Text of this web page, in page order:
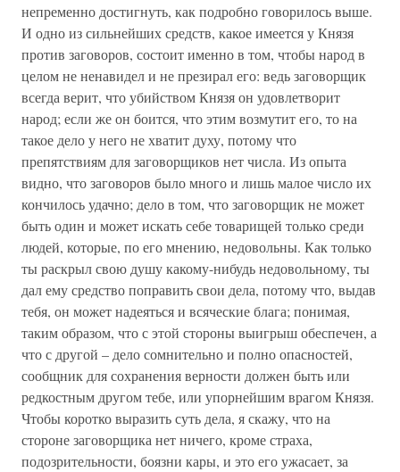
непременно достигнуть, как подробно говорилось выше.
И одно из сильнейших средств, какое имеется у Князя
против заговоров, состоит именно в том, чтобы народ в
целом не ненавидел и не презирал его: ведь заговорщик
всегда верит, что убийством Князя он удовлетворит
народ; если же он боится, что этим возмутит его, то на
такое дело у него не хватит духу, потому что
препятствиям для заговорщиков нет числа. Из опыта
видно, что заговоров было много и лишь малое число их
кончилось удачно; дело в том, что заговорщик не может
быть один и может искать себе товарищей только среди
людей, которые, по его мнению, недовольны. Как только
ты раскрыл свою душу какому-нибудь недовольному, ты
дал ему средство поправить свои дела, потому что, выдав
тебя, он может надеяться и всяческие блага; понимая,
таким образом, что с этой стороны выигрыш обеспечен, а
что с другой – дело сомнительно и полно опасностей,
сообщник для сохранения верности должен быть или
редкостным другом тебе, или упорнейшим врагом Князя.
Чтобы коротко выразить суть дела, я скажу, что на
стороне заговорщика нет ничего, кроме страха,
подозрительности, боязни кары, и это его ужасает, за